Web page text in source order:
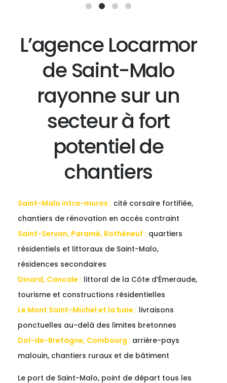
L’agence Locarmor
de Saint-Malo
rayonne sur un
secteur à fort
potentiel de
chantiers
Saint-Malo intra-muros : cité corsaire fortifiée,
chantiers de rénovation en accès contraint
Saint-Servan, Paramé, Rothéneuf : quartiers
résidentiels et littoraux de Saint-Malo,
résidences secondaires
Dinard, Cancale : littoral de la Côte d’Émeraude,
tourisme et constructions résidentielles
Le Mont Saint-Michel et la baie : livraisons
ponctuelles au-delà des limites bretonnes
Dol-de-Bretagne, Combourg : arrière-pays
malouin, chantiers ruraux et de bâtiment
Le port de Saint-Malo, point de départ tous les